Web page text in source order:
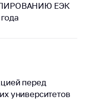
ЕЭК
перед
университетов